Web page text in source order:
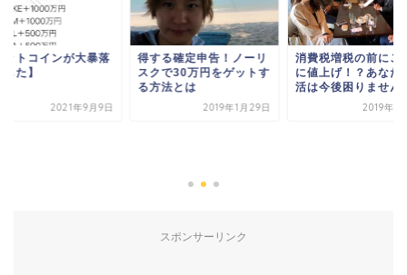
ットコインが大暴落
た】
2021年9月9日
得する確定申告！ノーリ
スクで30万円をゲットす
る方法とは
2019年1月29日
消費税増税の前にこ
に値上げ！？あなた
活は今後困りません
2019年1
スポンサーリンク